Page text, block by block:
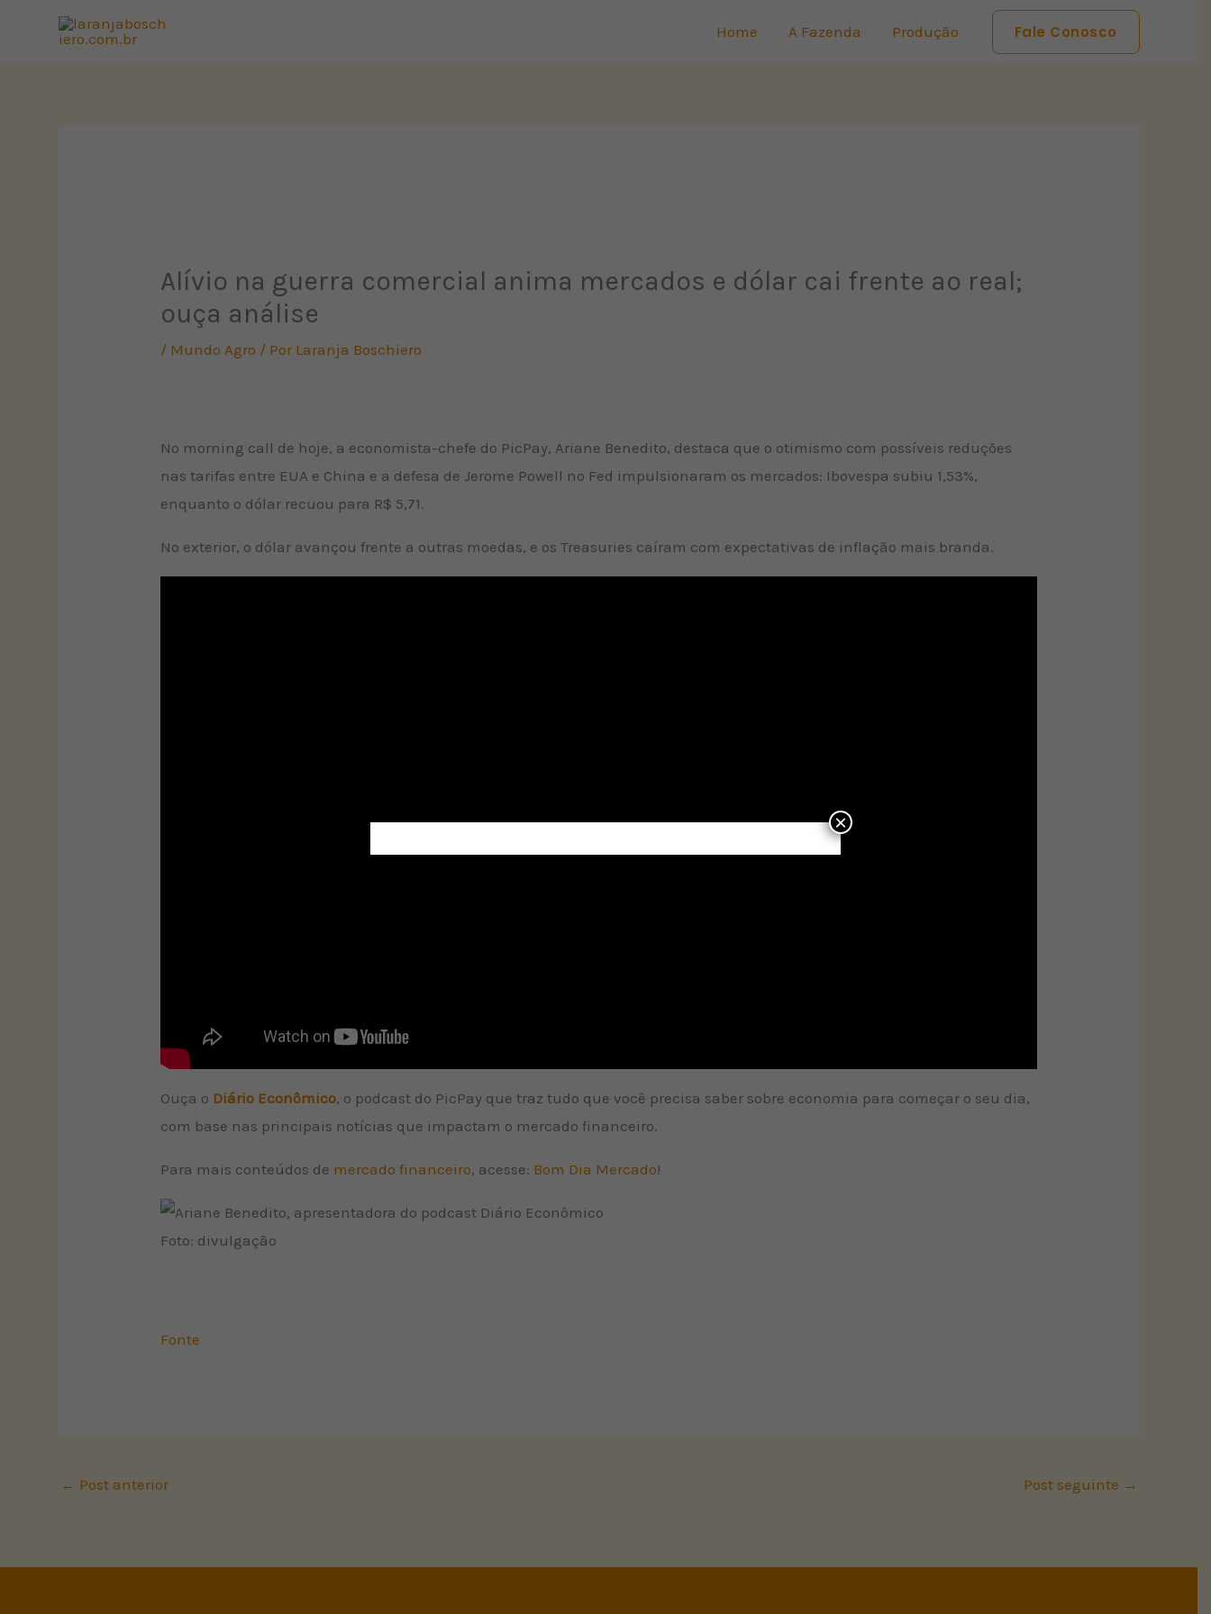
Home A Fazenda Produção Fale Conosco
Alívio na guerra comercial anima mercados e dólar cai frente ao real;
ouça análise
/ Mundo Agro / Por Laranja Boschiero
No morning call de hoje, a economista-chefe do PicPay, Ariane Benedito, destaca que o otimismo com possíveis reduções
nas tarifas entre EUA e China e a defesa de Jerome Powell no Fed impulsionaram os mercados: Ibovespa subiu 1,53%,
enquanto o dólar recuou para R$ 5,71.
No exterior, o dólar avançou frente a outras moedas, e os Treasuries caíram com expectativas de inflação mais branda.
Ouça o Diário Econômico, o podcast do PicPay que traz tudo que você precisa saber sobre economia para começar o seu dia,
com base nas principais notícias que impactam o mercado financeiro.
Para mais conteúdos de mercado financeiro, acesse: Bom Dia Mercado!
Foto: divulgação
Fonte
← Post anterior Post seguinte →
×